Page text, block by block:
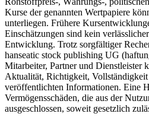
Kurse der genannten Wertpapiere
unterliegen. Frühere
Einschätzungen sind kein
Entwicklung. Trotz sorgfältiger
hanseatic stock publishing UG
Mitarbeiter, Partner und Dienstleister
Aktualität, Richtigkeit, Vollständigkeit
veröffentlichten Informationen. Eine
Vermögensschäden, die aus der
ausgeschlossen, soweit gesetzlich